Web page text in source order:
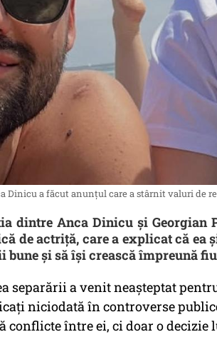
Dinicu a făcut anunțul care a stârnit valuri de
dintre Anca Dinicu și Georgian
de actriță, care a explicat că ea
bune și să își crească împreună
separării a venit neașteptat
niciodată în controverse
conflicte între ei, ci doar o decizie